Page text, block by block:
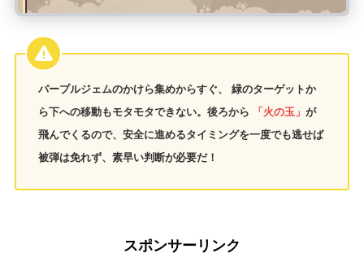
パープルジェムのかけら集めからすぐ、 緑のターゲットか
ら下への移動もモタモタできない。後ろから 「火の玉」 が
飛んでくるので、安全に進めるタイミングを一度でも逃せば
被弾は免れず、素早い判断が必要だ！
スポンサーリンク